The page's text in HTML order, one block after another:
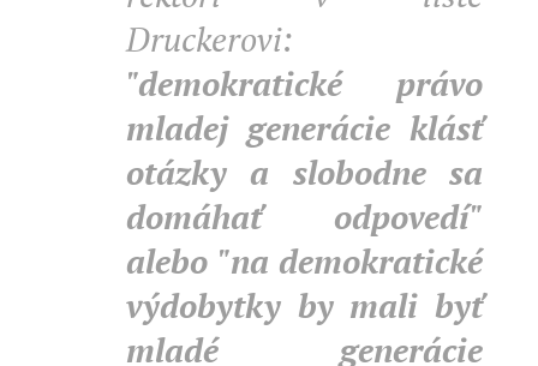
Druckerovi:
"demokratické právo
mladej generácie klásť
otázky a slobodne sa
domáhať odpovedí"
alebo "na demokratické
výdobytky by mali byť
mladé generácie